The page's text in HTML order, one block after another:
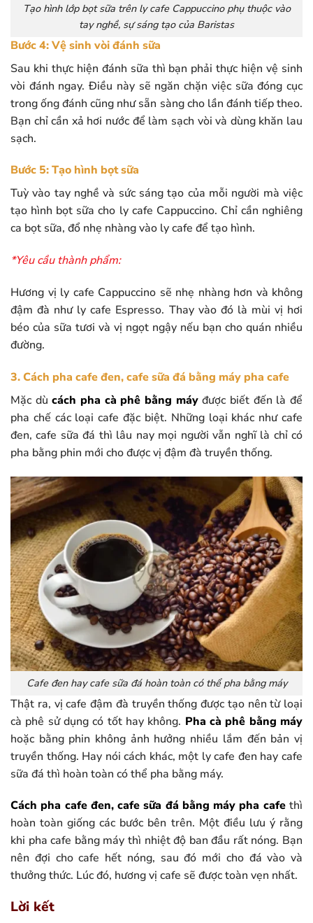
Tạo hình lớp bọt sữa trên ly cafe Cappuccino phụ thuộc vào
tay nghề, sự sáng tạo của Baristas
Bước 4: Vệ sinh vòi đánh sữa
Sau khi thực hiện đánh sữa thì bạn phải thực hiện vệ sinh
vòi đánh ngay. Điều này sẽ ngăn chặn việc sữa đóng cục
trong ống đánh cũng như sẵn sàng cho lần đánh tiếp theo.
Bạn chỉ cần xả hơi nước để làm sạch vòi và dùng khăn lau
sạch.
Bước 5: Tạo hình bọt sữa
Tuỳ vào tay nghề và sức sáng tạo của mỗi người mà việc
tạo hình bọt sữa cho ly cafe Cappuccino. Chỉ cần nghiêng
ca bọt sữa, đổ nhẹ nhàng vào ly cafe để tạo hình.
*Yêu cầu thành phẩm:
Hương vị ly cafe Cappuccino sẽ nhẹ nhàng hơn và không
đậm đà như ly cafe Espresso. Thay vào đó là mùi vị hơi
béo của sữa tươi và vị ngọt ngậy nếu bạn cho quán nhiều
đường.
3. Cách pha cafe đen, cafe sữa đá bằng máy pha cafe
Mặc dùcách pha cà phê bằng máyđược biết đến là để
pha chế các loại cafe đặc biệt. Những loại khác như cafe
đen, cafe sữa đá thì lâu nay mọi người vẫn nghĩ là chỉ có
pha bằng phin mới cho được vị đậm đà truyền thống.
Cafe đen hay cafe sữa đá hoàn toàn có thể pha bằng máy
Thật ra, vị cafe đậm đà truyền thống được tạo nên từ loại
cà phê sử dụng có tốt hay không. Pha cà phê bằng máy
hoặc bằng phin không ảnh hưởng nhiều lắm đến bản vị
truyền thống. Hay nói cách khác, một ly cafe đen hay cafe
sữa đá thì hoàn toàn có thể pha bằng máy.
Cách pha cafe đen, cafe sữa đá bằng máy pha cafethì
hoàn toàn giống các bước bên trên. Một điều lưu ý rằng
khi pha cafe bằng máy thì nhiệt độ ban đầu rất nóng. Bạn
nên đợi cho cafe hết nóng, sau đó mới cho đá vào và
thưởng thức. Lúc đó, hương vị cafe sẽ được toàn vẹn nhất.
Lời kết